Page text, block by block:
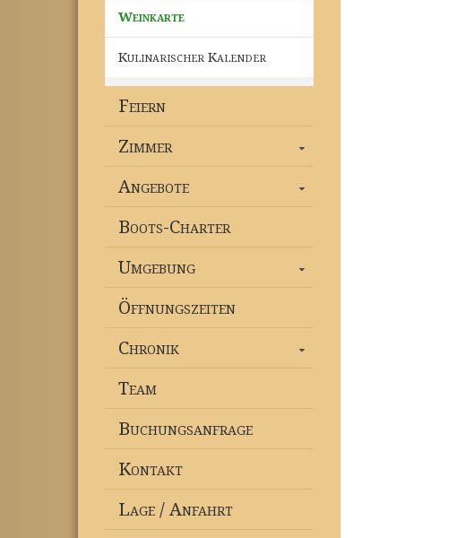
Weinkarte
Kulinarischer Kalender
Feiern
Zimmer
Angebote
Boots-Charter
Umgebung
Öffnungszeiten
Chronik
Team
Buchungsanfrage
Kontakt
Lage / Anfahrt